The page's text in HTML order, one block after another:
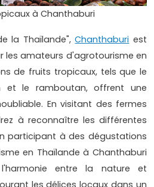
à Chanthaburi
la Thaïlande",Chanthaburi est
les amateurs d'agrotourisme en
de fruits tropicaux, tels que le
et le ramboutan, offrent une
En visitant des fermes
à reconnaître les différentes
participant à des dégustations
en Thaïlande à Chanthaburi
entre la nature et